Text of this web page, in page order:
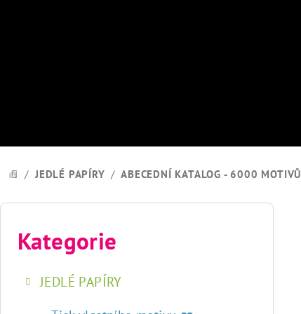
DOMŮ
/ JEDLÉ PAPÍRY / ABECEDNÍ KATALOG - 6000 MOTIVŮ
P
Přeskočit
kategorie
Kategorie
JEDLÉ PAPÍRY